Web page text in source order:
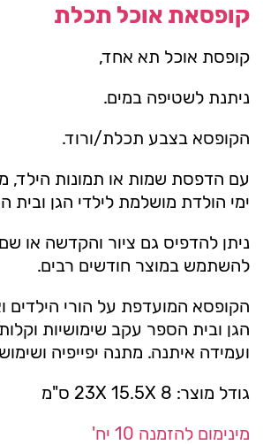
קופסאת אוכל תכלת
קופסת אוכל תא אחד,
ניתנת לשטיפה במים.
הקופסא בצבע תכלת/ורוד.
עם הדפסת שמות או תמונות הילד,
ימי הולדת מושלמת לילדי הגן ובית
ניתן להדפיס גם ציור והקדשה או שם
להשתמש במוצר חודשים רבים.
הקופסא המועדפת על הורי הילדים
הגן ובית הספר עקב שימושיות
ועמידה איתנה. מתנה יפייפיה
גודל מוצר: 23X 15.5X 8 ס"מ
מינימום להזמנה 10 יח'